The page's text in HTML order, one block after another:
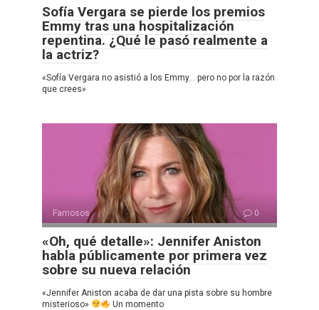
Sofía Vergara se pierde los premios
Emmy tras una hospitalización
repentina. ¿Qué le pasó realmente a
la actriz?
«Sofía Vergara no asistió a los Emmy… pero no por la razón
que crees»
Famosos 0
«Oh, qué detalle»: Jennifer Aniston
habla públicamente por primera vez
sobre su nueva relación
«Jennifer Aniston acaba de dar una pista sobre su hombre
misterioso»
Un momento